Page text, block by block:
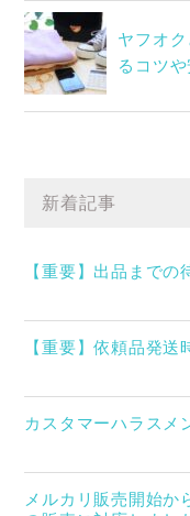
ヤフオ
るコツや
新着記事
【重要】出品までの
【重要】依頼品発
カスタマーハラスメ
メルカリ販売開始か